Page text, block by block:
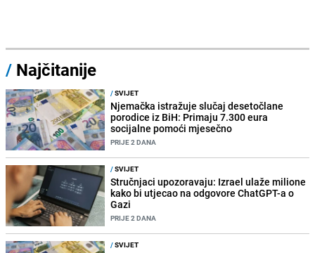
/ Najčitanije
/SVIJET
Njemačka istražuje slučaj desetočlane
porodice iz BiH: Primaju 7.300 eura
socijalne pomoći mjesečno
PRIJE 2 DANA
/SVIJET
Stručnjaci upozoravaju: Izrael ulaže milione
kako bi utjecao na odgovore ChatGPT-a o
Gazi
PRIJE 2 DANA
/SVIJET